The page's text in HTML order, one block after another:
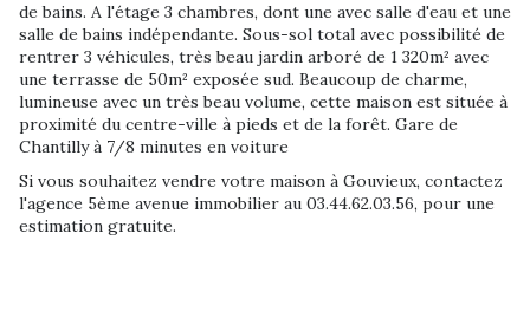
de bains. A l'étage 3 chambres, dont une avec salle d'eau et une
salle de bains indépendante. Sous-sol total avec possibilité de
rentrer 3 véhicules, très beau jardin arboré de 1 320m² avec
une terrasse de 50m² exposée sud. Beaucoup de charme,
lumineuse avec un très beau volume, cette maison est située à
proximité du centre-ville à pieds et de la forêt. Gare de
Chantilly à 7/8 minutes en voiture
Si vous souhaitez vendre votre maison à Gouvieux, contactez
l'agence 5ème avenue immobilier au 03.44.62.03.56, pour une
estimation gratuite.